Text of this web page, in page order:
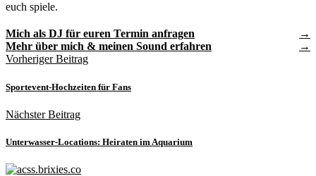
euch spiele.
Mich als DJ für euren Termin anfragen
Mehr über mich & meinen Sound erfahren
Vorheriger Beitrag
Sportevent-Hochzeiten für Fans
Nächster Beitrag
Unterwasser-Locations: Heiraten im Aquarium